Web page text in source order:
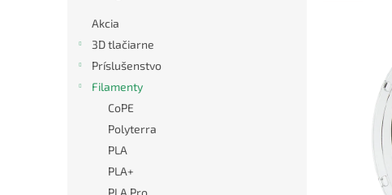
Akcia
3D tlačiarne
Príslušenstvo
Filamenty
CoPE
Polyterra
PLA
PLA+
PLA Pro
5